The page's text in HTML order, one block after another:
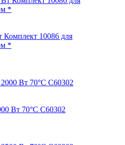
10086 для
*
Вт 70°С C60302